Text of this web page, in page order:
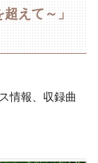
えて～」
情報、収録曲